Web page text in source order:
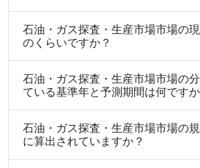
石油・ガス探査・生産市場市場の
のくらいですか？
石油・ガス探査・生産市場市場の
ている基準年と予測期間は何です
石油・ガス探査・生産市場市場の
に算出されていますか？